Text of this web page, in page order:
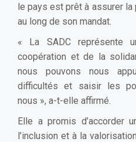
le pays est prêt à assurer
au long de son mandat.
« La SADC représente
coopération et de la
nous pouvons nous
difficultés et saisir les
nous », a-t-elle affirmé.
Elle a promis d’accorder
l’inclusion et à la